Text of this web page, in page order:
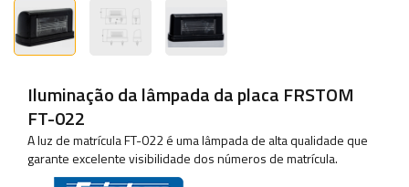
Iluminação da lâmpada da placa FRSTOM
FT-022
A luz de matrícula FT-022 é uma lâmpada de alta qualidade que
garante excelente visibilidade dos números de matrícula.